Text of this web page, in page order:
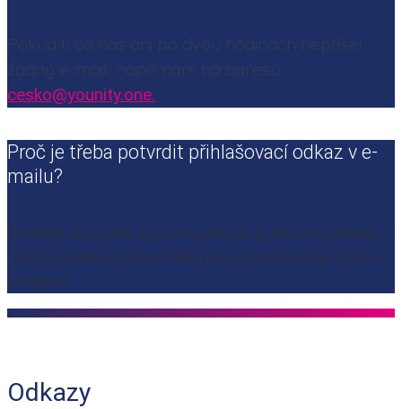
cesko@younity.one.
Proč je třeba potvrdit přihlašovací odkaz v e-
mailu?
Chceme si být jistí, že jsi to opravdu ty, kdo se přihlásil, a
že tvůj e-mail není bez tvého povolení používán třetími
stranami.
Odkazy